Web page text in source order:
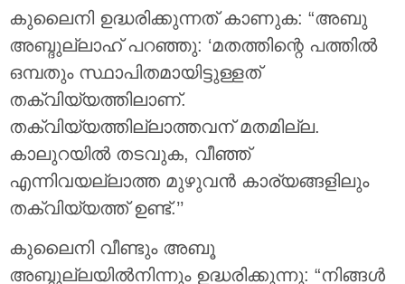
കുലൈനി ഉദ്ധരിക്കുന്നത് കാണുക: “അബു
അബ്ദുല്ലാഹ് പറഞ്ഞു: ‘മതത്തിന്റെ പത്തിൽ
ഒമ്പതും സ്ഥാപിതമായിട്ടുള്ളത്
തക്വിയ്യത്തിലാണ്.
തക്വിയ്യത്തില്ലാത്തവന് മതമില്ല.
കാലുറയിൽ തടവുക, വീഞ്ഞ്
എന്നിവയല്ലാത്ത മുഴുവൻ കാര്യങ്ങളിലും
തക്വിയ്യത്ത് ഉണ്ട്.’’
കുലൈനി വീണ്ടും അബൂ
അബ്ദുല്ലയിൽനിന്നും ഉദ്ധരിക്കുന്നു: “നിങ്ങൾ